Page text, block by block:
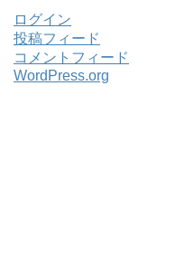
ログイン
投稿フィード
コメントフィード
WordPress.org